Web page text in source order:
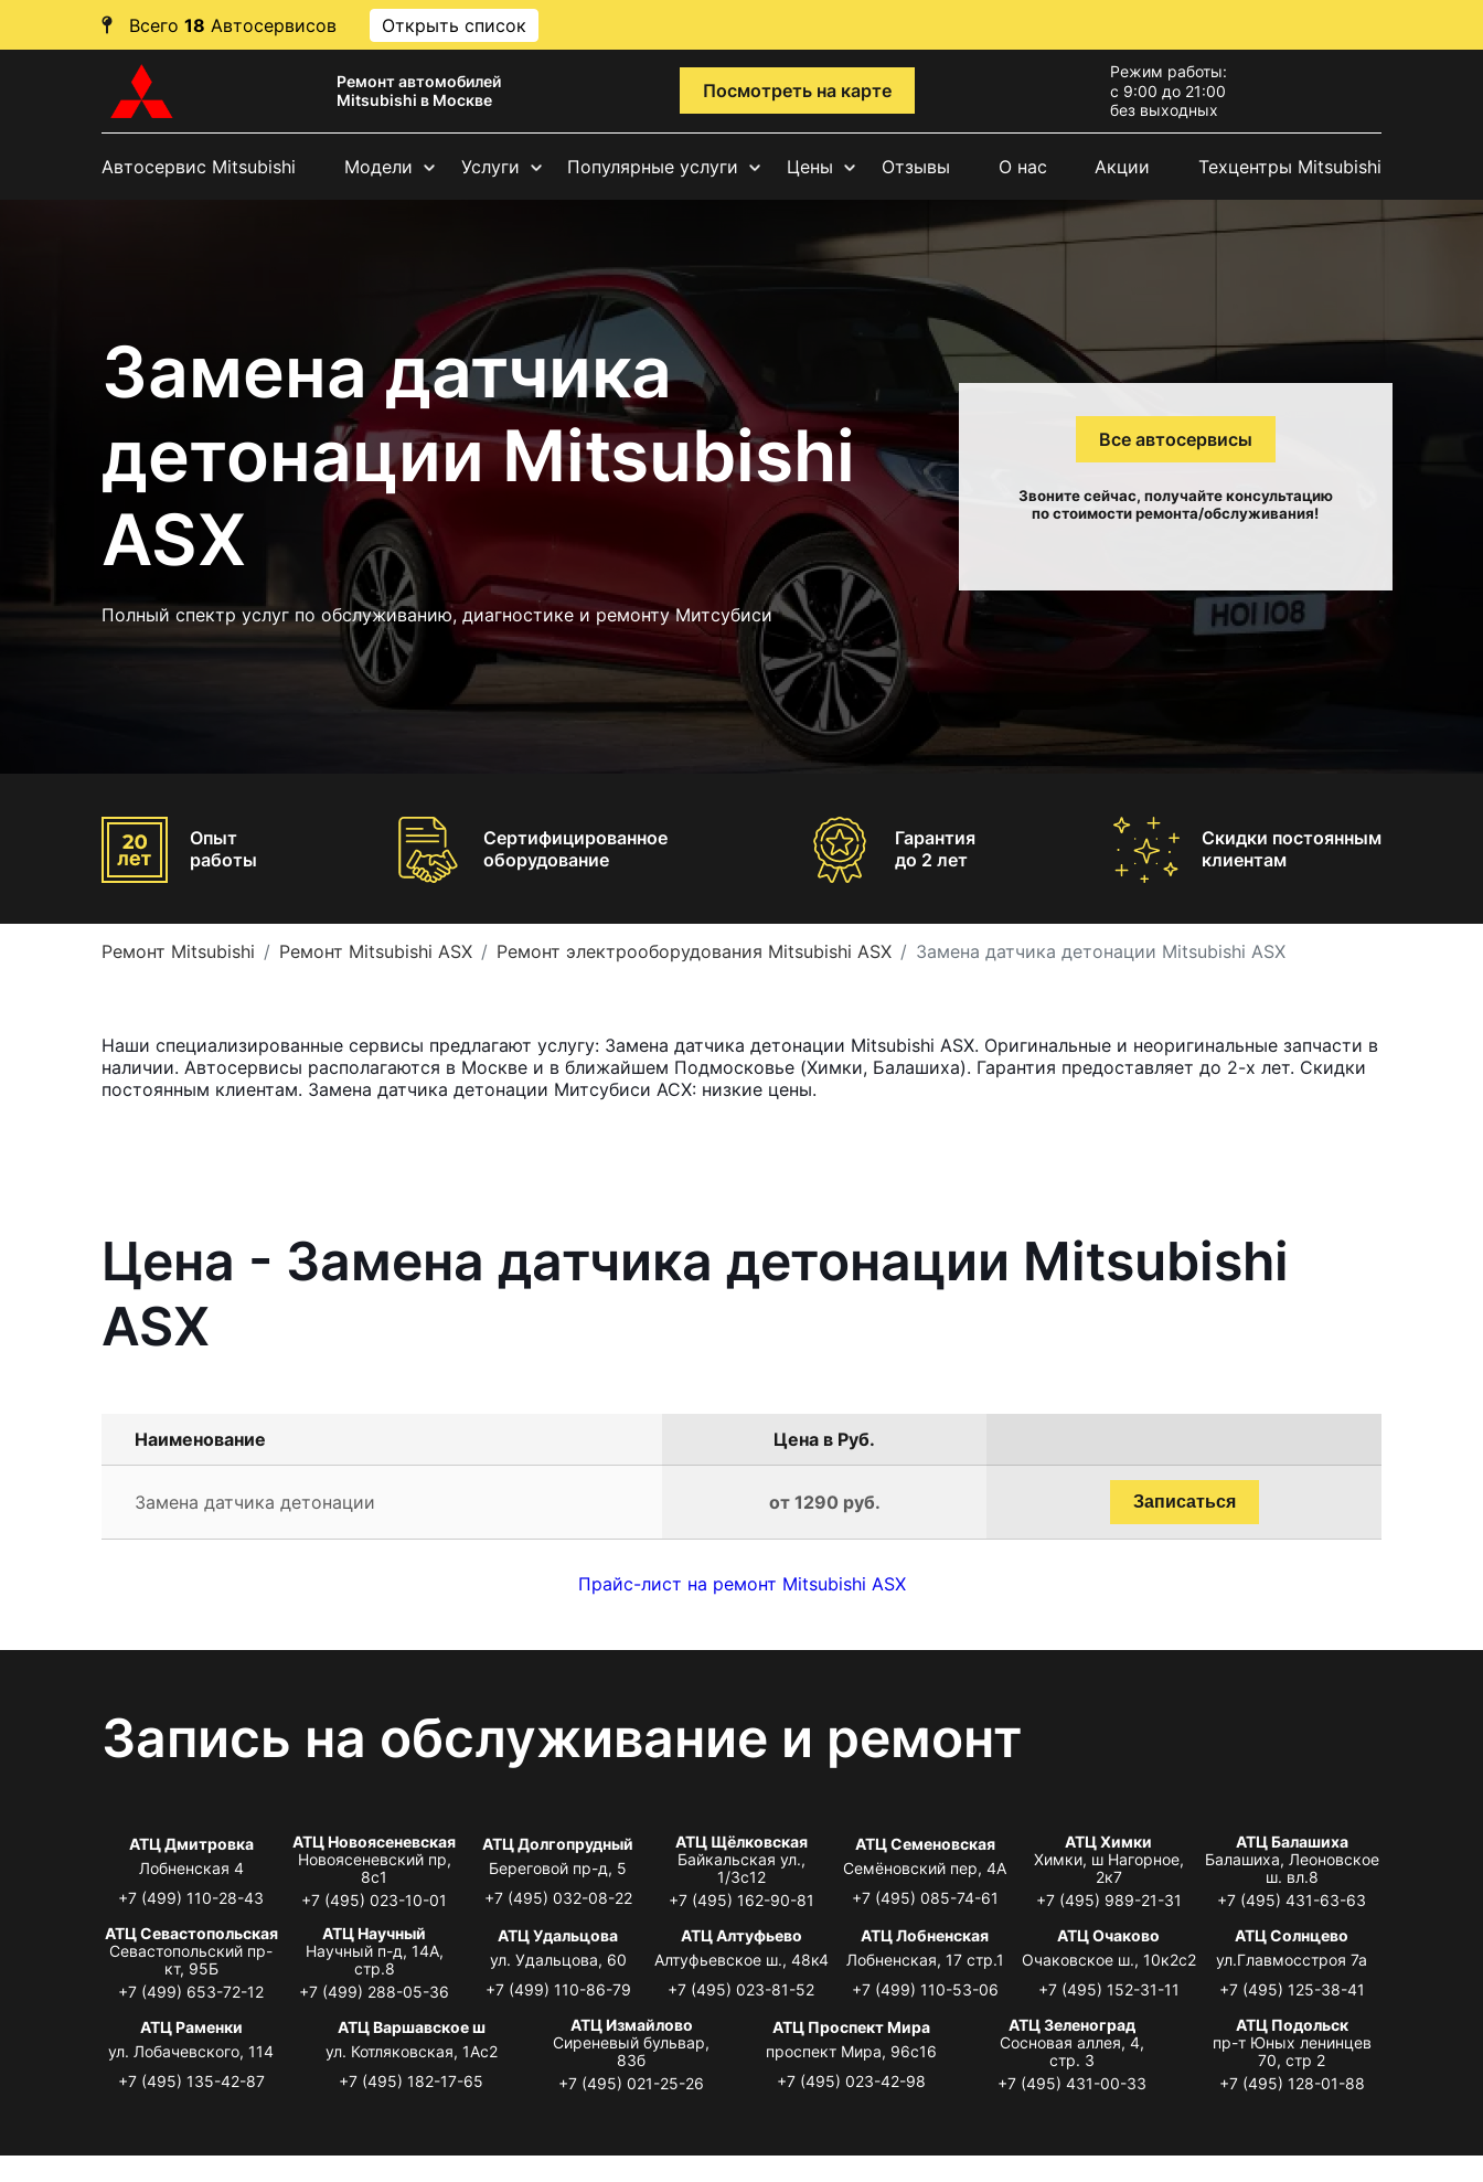
Всего 18 Автосервисов Открыть список
Ремонт автомобилей
Mitsubishi в Москве
Посмотреть на карте
Режим работы:
с 9:00 до 21:00
без выходных
Автосервис Mitsubishi Модели Услуги Популярные услуги Цены Отзывы О нас Акции Техцентры Mitsubishi
Замена датчика
детонации Mitsubishi
ASX
Полный спектр услуг по обслуживанию, диагностике и ремонту Митсубиси
Все автосервисы
Звоните сейчас, получайте консультацию
по стоимости ремонта/обслуживания!
Опыт
работы
Сертифицированное
оборудование
Гарантия
до 2 лет
Скидки постоянным
клиентам
Ремонт Mitsubishi Ремонт Mitsubishi ASX Ремонт электрооборудования Mitsubishi ASX Замена датчика детонации Mitsubishi ASX
Наши специализированные сервисы предлагают услугу: Замена датчика детонации Mitsubishi ASX. Оригинальные и неоригинальные запчасти в
наличии. Автосервисы располагаются в Москве и в ближайшем Подмосковье (Химки, Балашиха). Гарантия предоставляет до 2-х лет. Скидки
постоянным клиентам. Замена датчика детонации Митсубиси АСХ: низкие цены.
Цена - Замена датчика детонации Mitsubishi
ASX
Наименование Цена в Руб.
Замена датчика детонации от 1290 руб. Записаться
Прайс-лист на ремонт Mitsubishi ASX
Запись на обслуживание и ремонт
АТЦ Дмитровка
Лобненская 4
+7 (499) 110-28-43
АТЦ Новоясеневская
Новоясеневский пр,
8с1
+7 (495) 023-10-01
АТЦ Долгопрудный
Береговой пр-д, 5
+7 (495) 032-08-22
АТЦ Щёлковская
Байкальская ул.,
1/3с12
+7 (495) 162-90-81
АТЦ Семеновская
Семёновский пер, 4А
+7 (495) 085-74-61
АТЦ Химки
Химки, ш Нагорное,
2к7
+7 (495) 989-21-31
АТЦ Балашиха
Балашиха, Леоновское
ш. вл.8
+7 (495) 431-63-63
АТЦ Севастопольская
Севастопольский пр-
кт, 95Б
+7 (499) 653-72-12
АТЦ Научный
Научный п-д, 14А,
стр.8
+7 (499) 288-05-36
АТЦ Удальцова
ул. Удальцова, 60
+7 (499) 110-86-79
АТЦ Алтуфьево
Алтуфьевское ш., 48к4
+7 (495) 023-81-52
АТЦ Лобненская
Лобненская, 17 стр.1
+7 (499) 110-53-06
АТЦ Очаково
Очаковское ш., 10к2с2
+7 (495) 152-31-11
АТЦ Солнцево
ул.Главмосстроя 7а
+7 (495) 125-38-41
АТЦ Раменки
ул. Лобачевского, 114
+7 (495) 135-42-87
АТЦ Варшавское ш
ул. Котляковская, 1Ас2
+7 (495) 182-17-65
АТЦ Измайлово
Сиреневый бульвар,
83б
+7 (495) 021-25-26
АТЦ Проспект Мира
проспект Мира, 96с16
+7 (495) 023-42-98
АТЦ Зеленоград
Сосновая аллея, 4,
стр. 3
+7 (495) 431-00-33
АТЦ Подольск
пр-т Юных ленинцев
70, стр 2
+7 (495) 128-01-88